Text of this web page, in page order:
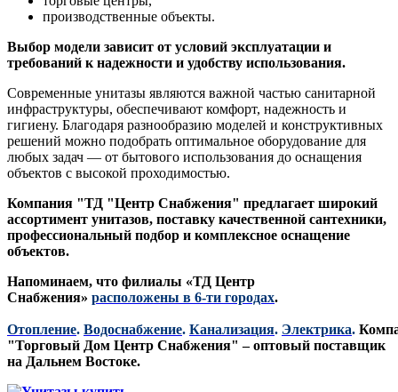
производственные объекты.
Выбор модели зависит от условий эксплуатации и
требований к надежности и удобству использования.
Современные унитазы являются важной частью санитарной
инфраструктуры, обеспечивают комфорт, надежность и
гигиену. Благодаря разнообразию моделей и конструктивных
решений можно подобрать оптимальное оборудование для
любых задач — от бытового использования до оснащения
объектов с высокой проходимостью.
Компания "ТД "Центр Снабжения" предлагает широкий
ассортимент унитазов, поставку качественной сантехники,
профессиональный подбор и комплексное оснащение
объектов.
Напоминаем, что филиалы «ТД Центр
Снабжения» расположены в 6-ти городах.
Отопление. Водоснабжение. Канализация. Электрика.
"Торговый Дом Центр Снабжения" – оптовый поставщик
на Дальнем Востоке.